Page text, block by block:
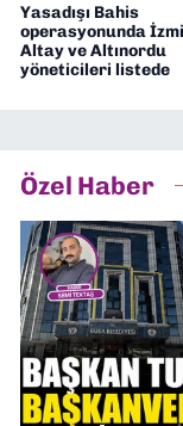
Yasadışı Bahis
operasyonunda
Altay ve Altınordu
yöneticileri listede
Özel Haber